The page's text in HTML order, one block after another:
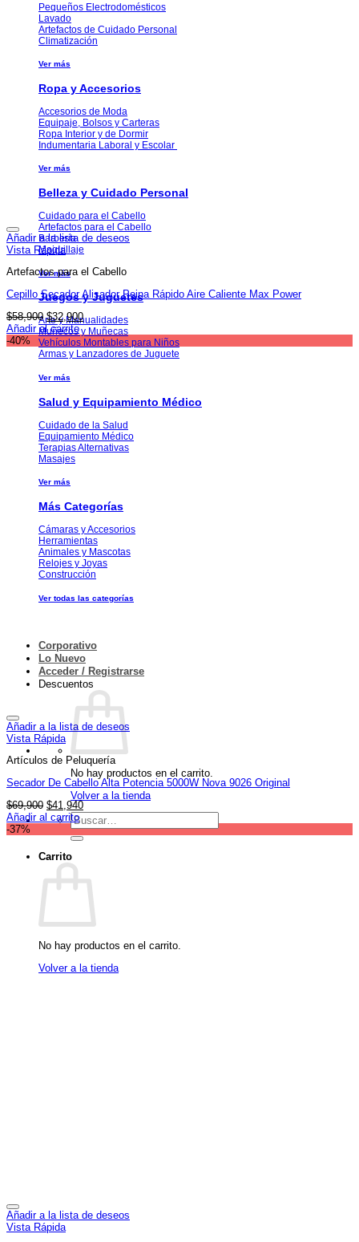
Pequeños Electrodomésticos
Lavado
Artefactos de Cuidado Personal
Climatización
Ver más
Ropa y Accesorios
Accesorios de Moda
Equipaje, Bolsos y Carteras
Ropa Interior y de Dormir
Indumentaria Laboral y Escolar
Ver más
Belleza y Cuidado Personal
Cuidado para el Cabello
Artefactos para el Cabello
Barbería
Maquillaje
Ver más
Juegos y Juguetes
Arte y Manualidades
Muñecos y Muñecas
Vehículos Montables para Niños
Armas y Lanzadores de Juguete
Ver más
Salud y Equipamiento Médico
Cuidado de la Salud
Equipamiento Médico
Terapias Alternativas
Masajes
Ver más
Más Categorías
Cámaras y Accesorios
Herramientas
Animales y Mascotas
Relojes y Joyas
Construcción
Ver todas las categorías
Corporativo
Lo Nuevo
Acceder / Registrarse
Descuentos
No hay productos en el carrito.
Volver a la tienda
Buscar
por:
Carrito
No hay productos en el carrito.
Volver a la tienda
Añadir a la lista de deseos
Vista Rápida
Artefactos para el Cabello
Cepillo Secador Alisador Peina Rápido Aire Caliente Max Power
$58,900 El
precio
original
era:
$32,900El
precio
actual
es:
Añadir al carrito
-40%
Añadir a la lista de deseos
Vista Rápida
Artículos de Peluquería
Secador De Cabello Alta Potencia 5000W Nova 9026 Original
$69,900 El
precio
original
$69,900.
$41,940El
precio
actual
es:
Añadir al carrito
-37%
Añadir a la lista de deseos
Vista Rápida